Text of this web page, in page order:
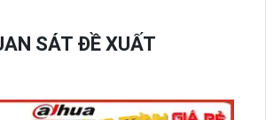
SÁT ĐỀ XUẤT